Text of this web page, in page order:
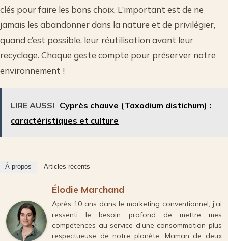
clés pour faire les bons choix. L’important est de ne
jamais les abandonner dans la nature et de privilégier,
quand c’est possible, leur réutilisation avant leur
recyclage. Chaque geste compte pour préserver notre
environnement !
LIRE AUSSI Cyprès chauve (Taxodium distichum) :
caractéristiques et culture
À propos Articles récents
Élodie Marchand
Après 10 ans dans le marketing conventionnel, j'ai
ressenti le besoin profond de mettre mes
compétences au service d'une consommation plus
respectueuse de notre planète. Maman de deux